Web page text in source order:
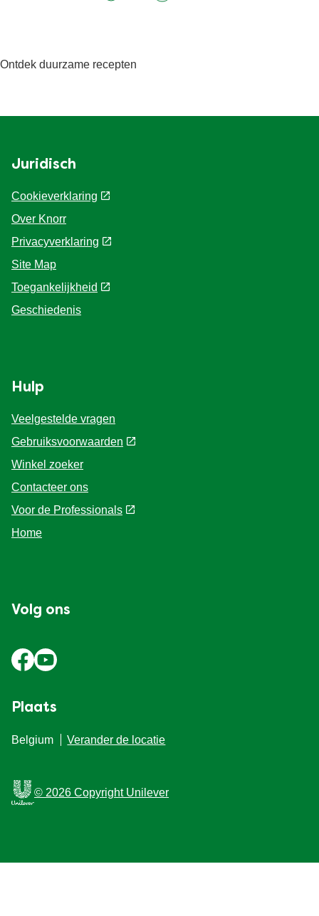
Ontdek duurzame recepten
Juridisch
Cookieverklaring
Over Knorr
Privacyverklaring
Cookie-instellingen
Site Map
Toegankelijkheid
Veelgestelde vragen
Gebruiksvoorwaarden
Winkel zoeker
Contacteer ons
Voor de Professionals